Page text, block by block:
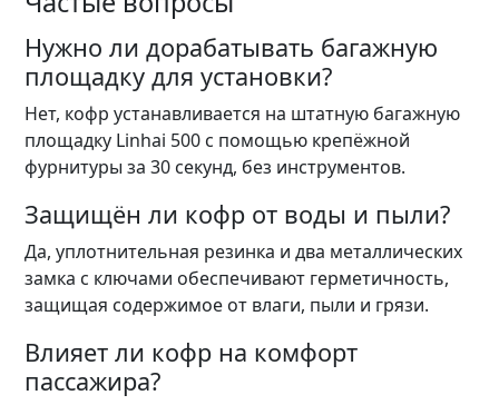
Нужно ли дорабатывать багажную
площадку для установки?
Нет, кофр устанавливается на штатную багажную
площадку Linhai 500 с помощью крепёжной
фурнитуры за 30 секунд, без инструментов.
Защищён ли кофр от воды и пыли?
Да, уплотнительная резинка и два металлических
замка с ключами обеспечивают герметичность,
защищая содержимое от влаги, пыли и грязи.
Влияет ли кофр на комфорт
пассажира?